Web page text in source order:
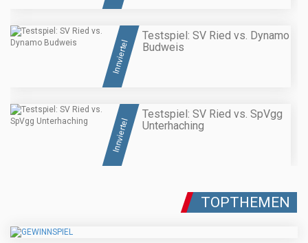
Innviertel
Testspiel: SV Ried vs. Dynamo
Budweis
Innviertel
Testspiel: SV Ried vs. SpVgg
Unterhaching
TOPTHEMEN